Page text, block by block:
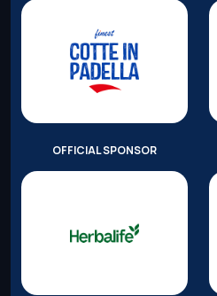
OFFICIAL SPONSOR